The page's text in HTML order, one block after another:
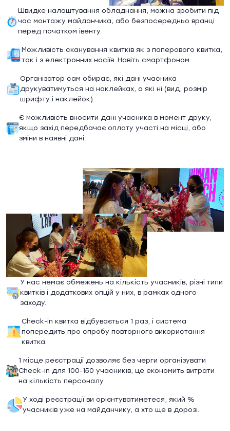
Швидке налаштування обладнання, можна зробити під
час монтажу майданчика, або безпосередньо вранці
перед початком івенту.
Можливість сканування квитків як з паперового квитка,
так і з електронних носіїв. Навіть смартфоном.
Організатор сам обирає, які дані учасника
друкуватимуться на наклейках, а які ні (вид, розмір
шрифту і наклейок).
Є можливість вносити дані учасника в момент друку,
якщо захід передбачає оплату участі на місці, або
зміни в наявні дані.
У нас немає обмежень на кількість учасників, різні типи
квитків і додаткових опцій у них, в рамках одного
заходу.
Check-in квитка відбувається 1 раз, і система
попередить про спробу повторного використання
квитка.
1 місце реєстрації дозволяє без черги організувати
Check-in для 100-150 учасників, це економить витрати
на кількість персоналу.
У ході реєстрації ви орієнтуватиметеся, який %
учасників уже на майданчику, а хто ще в дорозі.